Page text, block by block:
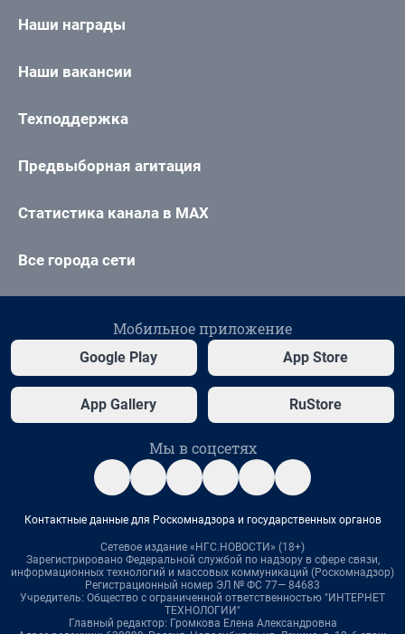
Наши награды
Наши вакансии
Техподдержка
Предвыборная агитация
Статистика канала в MAX
Все города сети
Мобильное приложение
Google Play App Store
App Gallery RuStore
Мы в соцсетях
Контактные данные для Роскомнадзора и государственных органов
Сетевое издание «НГС.НОВОСТИ» (18+)
Зарегистрировано Федеральной службой по надзору в сфере связи,
информационных технологий и массовых коммуникаций (Роскомнадзор)
Регистрационный номер ЭЛ № ФС 77— 84683
Учредитель: Общество с ограниченной ответственностью "ИНТЕРНЕТ
ТЕХНОЛОГИИ"
Главный редактор: Громкова Елена Александровна